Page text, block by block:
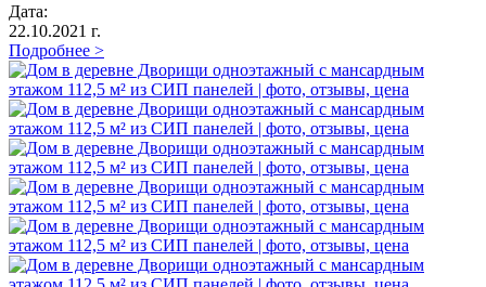
Дата:
22.10.2021 г.
Подробнее >